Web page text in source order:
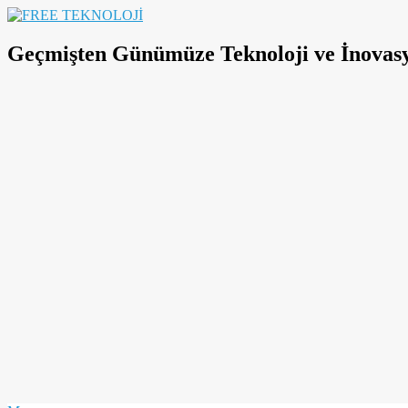
Skip
content
TEKNOLOJİ
Geçmişten Günümüze Teknoloji ve